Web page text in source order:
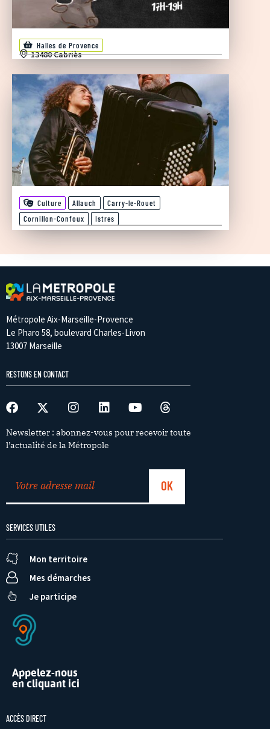
Halles de Provence
13480 Cabriès
Culture Allauch
Carry-le-Rouet
Cornillon-Confoux
Istres
Métropole Aix-Marseille-Provence
Le Pharo 58, boulevard Charles-Livon
13007 Marseille
RESTONS EN CONTACT
Newsletter : abonnez-vous pour recevoir toute
l’actualité de la Métropole
SERVICES UTILES
Mon territoire
Mes démarches
Je participe
Appelez-nous
en cliquant ici
ACCÈS DIRECT